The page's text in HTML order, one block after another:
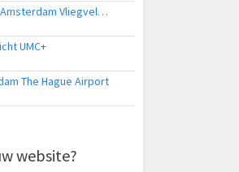
Politiehelikopter naar Amsterdam Vliegveld Schiphol
UMC+
The Hague Airport
website?